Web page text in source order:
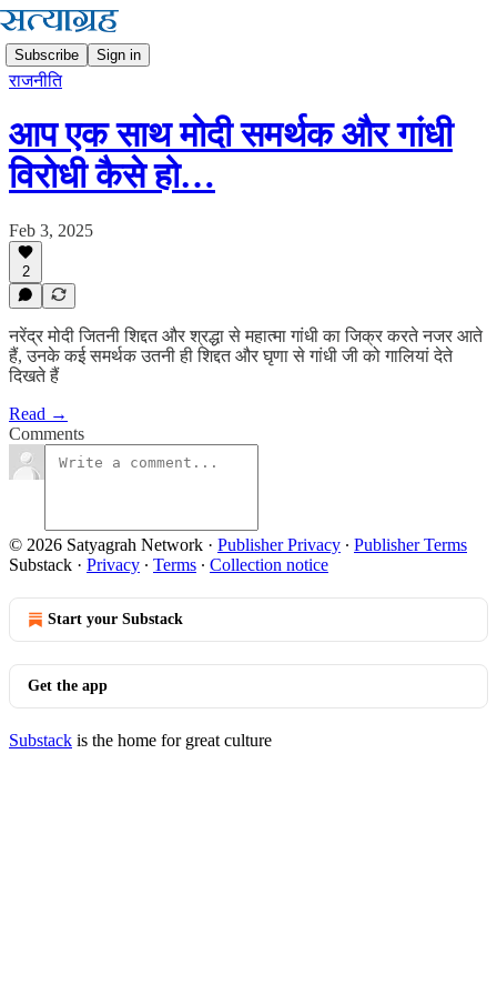
Subscribe Sign in
राजनीति
आप एक साथ मोदी समर्थक और गांधी
विरोधी कैसे हो…
Feb 3, 2025
2
नरेंद्र मोदी जितनी शिद्दत और श्रद्धा से महात्मा गांधी का जिक्र करते नजर आते
हैं, उनके कई समर्थक उतनी ही शिद्दत और घृणा से गांधी जी को गालियां देते
दिखते हैं
Read →
Comments
© 2026 Satyagrah Network · Publisher Privacy ∙ Publisher Terms
Substack · Privacy ∙ Terms ∙ Collection notice
Start your Substack
Get the app
Substack is the home for great culture